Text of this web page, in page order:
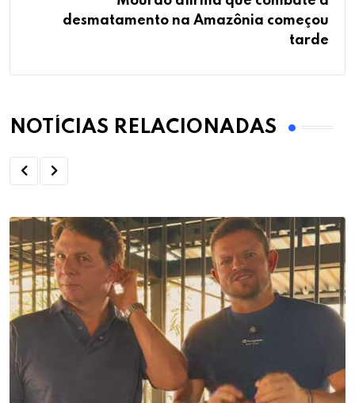
desmatamento na Amazônia começou
tarde
NOTÍCIAS RELACIONADAS